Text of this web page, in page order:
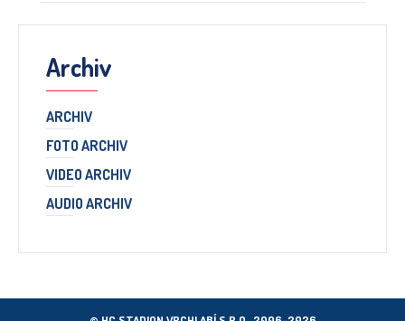
Archiv
ARCHIV
FOTO ARCHIV
VIDEO ARCHIV
AUDIO ARCHIV